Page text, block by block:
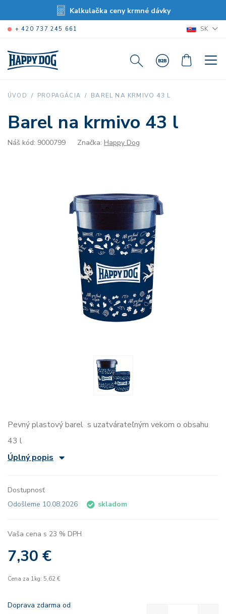
Kalkulačka ceny krmné dávky
+ 420 737 245 661 SK
ÚVOD PROPAGÁCIA BAREL NA KRMIVO 43 L
Barel na krmivo 43 l
Náš kód: 9000799 Značka: Happy Dog
Pevný plastový barel s uzatvárateľným vekom o obsahu
43 l
Úplný popis
Dostupnosť
Odošleme 10.08.2026
skladom
Vaša cena s 23 % DPH
7,30 €
Cena za 1kg: 5,62 €
Doprava zdarma od